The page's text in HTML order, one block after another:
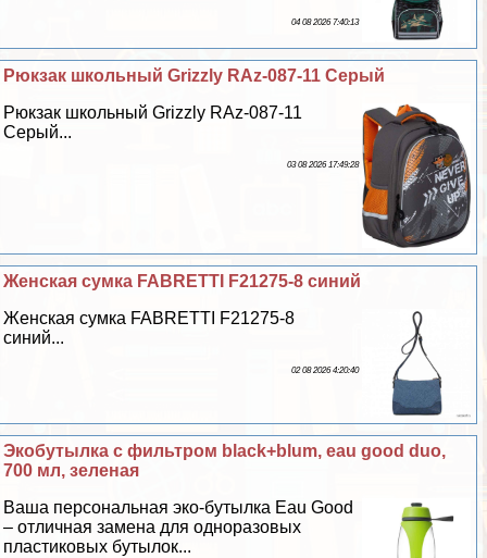
04 08 2026 7:40:13
Рюкзак школьный Grizzly RAz-087-11 Серый
Рюкзак школьный Grizzly RAz-087-11
Серый...
03 08 2026 17:49:28
Женская сумка FABRETTI F21275-8 синий
Женская сумка FABRETTI F21275-8
синий...
02 08 2026 4:20:40
Экобутылка с фильтром black+blum, eau good duo,
700 мл, зеленая
Ваша персональная эко-бутылка Eau Good
– отличная замена для одноразовых
пластиковых бутылок...